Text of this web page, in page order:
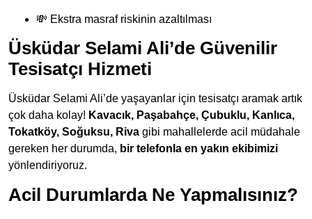
💸 Ekstra masraf riskinin azaltılması
Üsküdar Selami Ali’de Güvenilir
Tesisatçı Hizmeti
Üsküdar Selami Ali’de yaşayanlar için tesisatçı aramak artık
çok daha kolay! Kavacık, Paşabahçe, Çubuklu, Kanlıca,
Tokatköy, Soğuksu, Riva gibi mahallelerde acil müdahale
gereken her durumda, bir telefonla en yakın ekibimizi
yönlendiriyoruz.
Acil Durumlarda Ne Yapmalısınız?